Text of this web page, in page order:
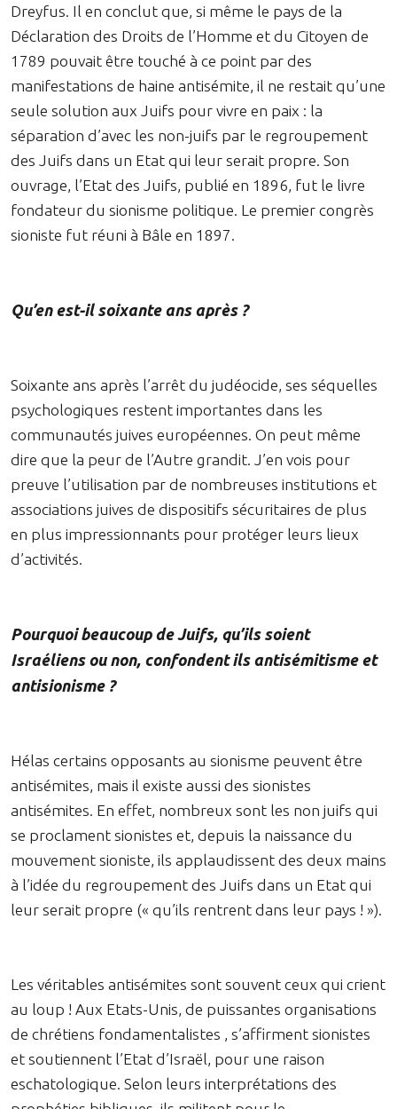
Dreyfus. Il en conclut que, si même le pays de la
Déclaration des Droits de l’Homme et du Citoyen de
1789 pouvait être touché à ce point par des
manifestations de haine antisémite, il ne restait qu’une
seule solution aux Juifs pour vivre en paix : la
séparation d’avec les non-juifs par le regroupement
des Juifs dans un Etat qui leur serait propre. Son
ouvrage, l’Etat des Juifs, publié en 1896, fut le livre
fondateur du sionisme politique. Le premier congrès
sioniste fut réuni à Bâle en 1897.
Qu’en est-il soixante ans après ?
Soixante ans après l’arrêt du judéocide, ses séquelles
psychologiques restent importantes dans les
communautés juives européennes. On peut même
dire que la peur de l’Autre grandit. J’en vois pour
preuve l’utilisation par de nombreuses institutions et
associations juives de dispositifs sécuritaires de plus
en plus impressionnants pour protéger leurs lieux
d’activités.
Pourquoi beaucoup de Juifs, qu’ils soient
Israéliens ou non, confondent ils antisémitisme et
antisionisme ?
Hélas certains opposants au sionisme peuvent être
antisémites, mais il existe aussi des sionistes
antisémites. En effet, nombreux sont les non juifs qui
se proclament sionistes et, depuis la naissance du
mouvement sioniste, ils applaudissent des deux mains
à l’idée du regroupement des Juifs dans un Etat qui
leur serait propre (« qu’ils rentrent dans leur pays ! »).
Les véritables antisémites sont souvent ceux qui crient
au loup ! Aux Etats-Unis, de puissantes organisations
de chrétiens fondamentalistes , s’affirment sionistes
et soutiennent l’Etat d’Israël, pour une raison
eschatologique. Selon leurs interprétations des